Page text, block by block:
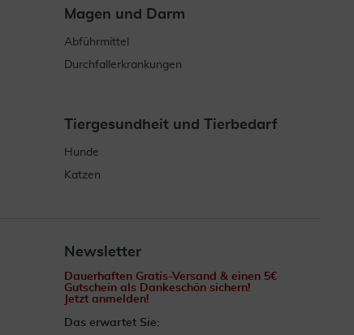
Magen und Darm
Abführmittel
Durchfallerkrankungen
Tiergesundheit und Tierbedarf
Hunde
Katzen
Newsletter
Dauerhaften Gratis-Versand & einen 5€
Gutschein als Dankeschön sichern!
Jetzt anmelden!
Das erwartet Sie: